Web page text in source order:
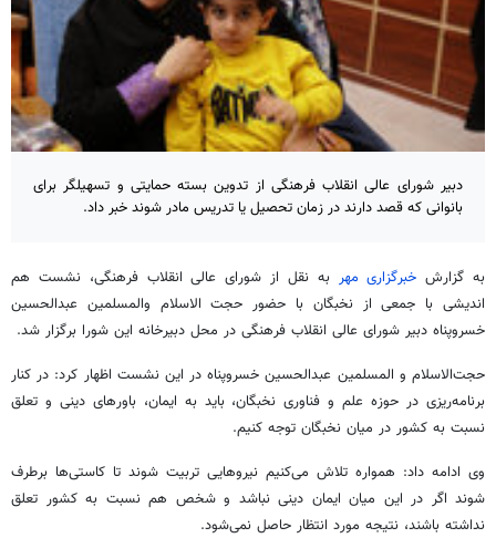
دبیر شورای عالی انقلاب فرهنگی از تدوین بسته حمایتی و تسهیلگر برای
بانوانی که قصد دارند در زمان تحصیل یا تدریس مادر شوند خبر داد.
به گزارشخبرگزاری مهر به نقل از شورای عالی انقلاب فرهنگی، نشست هم
اندیشی با جمعی از نخبگان با حضور حجت الاسلام والمسلمین عبدالحسین
خسروپناه دبیر شورای عالی انقلاب فرهنگی در محل دبیرخانه این شورا برگزار شد.
حجت‌الاسلام و المسلمین عبدالحسین خسروپناه در این نشست اظهار کرد: در کنار
برنامه‌ریزی در حوزه علم و فناوری نخبگان، باید به ایمان، باورهای دینی و تعلق
نسبت به کشور در میان نخبگان توجه کنیم.
وی ادامه داد: همواره تلاش می‌کنیم نیروهایی تربیت شوند تا کاستی‌ها برطرف
شوند اگر در این میان ایمان دینی نباشد و شخص هم نسبت به کشور تعلق
نداشته باشند، نتیجه مورد انتظار حاصل نمی‌شود.